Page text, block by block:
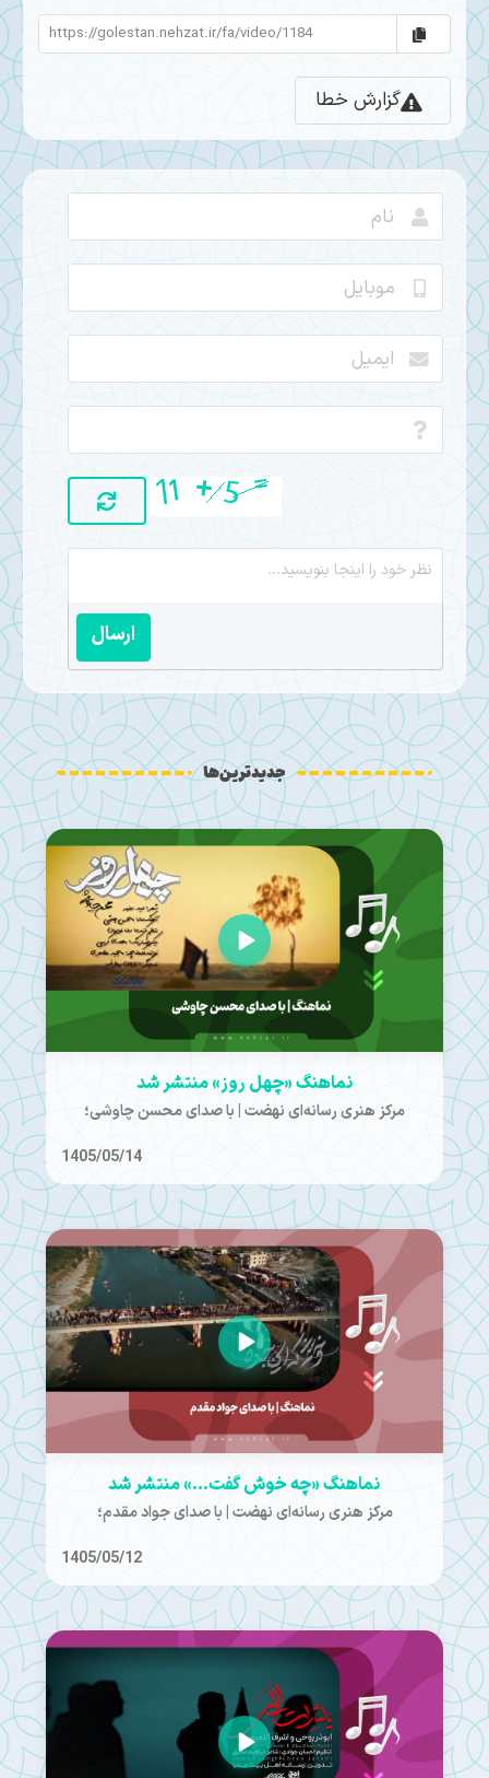
گزارش خطا
ارسال
جدیدترین‌ها
نماهنگ «چهل روز» منتشر شد
مرکز هنری رسانه‌ای نهضت | با صدای محسن چاوشی؛
1405/05/14
نماهنگ «چه خوش گفت...» منتشر شد
مرکز هنری رسانه‌ای نهضت | با صدای جواد مقدم؛
1405/05/12